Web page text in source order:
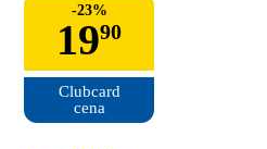
-23%
1990
Clubcard
cena